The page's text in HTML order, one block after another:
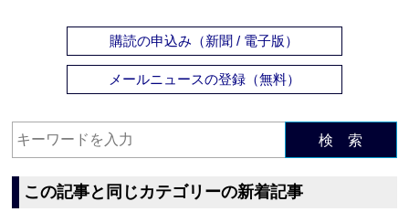
購読の申込み（新聞 / 電子版）
メールニュースの登録（無料）
検 索
この記事と同じカテゴリーの新着記事